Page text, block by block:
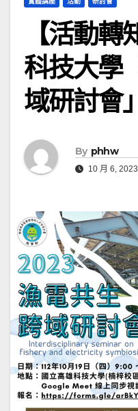
【活動
科技大學
域研討會」
By phhw
10 月 6, 2023